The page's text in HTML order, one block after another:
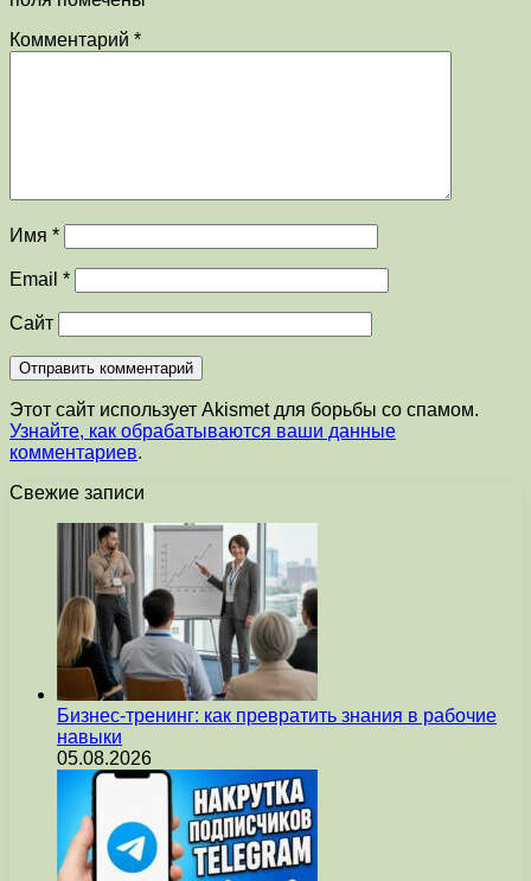
Комментарий *
Имя *
Email *
Сайт
Этот сайт использует Akismet для борьбы со спамом.
Узнайте, как обрабатываются ваши данные
комментариев.
Свежие записи
Бизнес-тренинг: как превратить знания в рабочие
навыки
05.08.2026